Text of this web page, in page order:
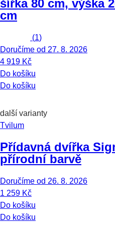
šířka 80 cm, výška
cm
(1)
Doručíme od 27. 8. 2026
4 919 Kč
Do košíku
Do košíku
další varianty
Tvilum
Přídavná dvířka
přírodní barvě
Doručíme od 26. 8. 2026
1 259 Kč
Do košíku
Do košíku